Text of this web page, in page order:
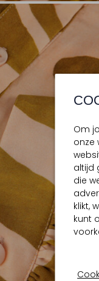
Om
onze
altijd
die
klikt,
kunt